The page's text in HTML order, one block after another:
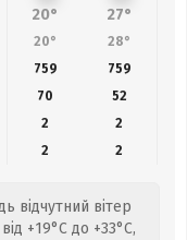
20° 27°
20° 28°
759 759
70 52
2
2
2 2
відчутний вітер
+19°C до +33°C,